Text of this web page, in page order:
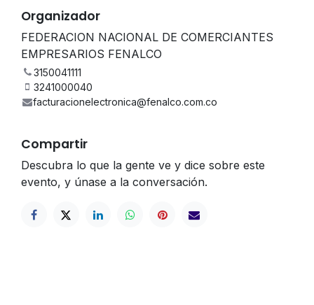
Organizador
FEDERACION NACIONAL DE COMERCIANTES
EMPRESARIOS FENALCO
3150041111
3241000040
facturacionelectronica@fenalco.com.co
Compartir
Descubra lo que la gente ve y dice sobre este
evento, y únase a la conversación.